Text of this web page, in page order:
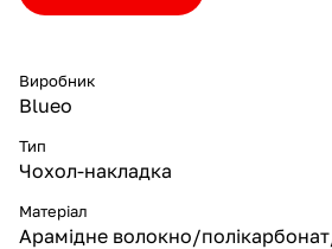
Виробник
Blueo
Тип
Чохол-накладка
Матеріал
Арамідне волокно/